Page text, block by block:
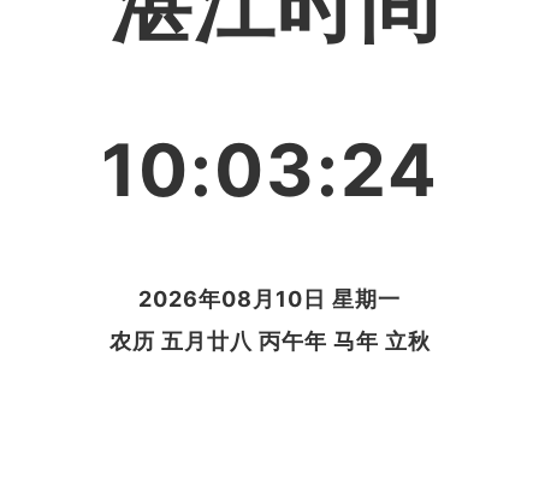
10:03:24
2026年08月10日 星期一
农历 五月廿八 丙午年 马年 立秋